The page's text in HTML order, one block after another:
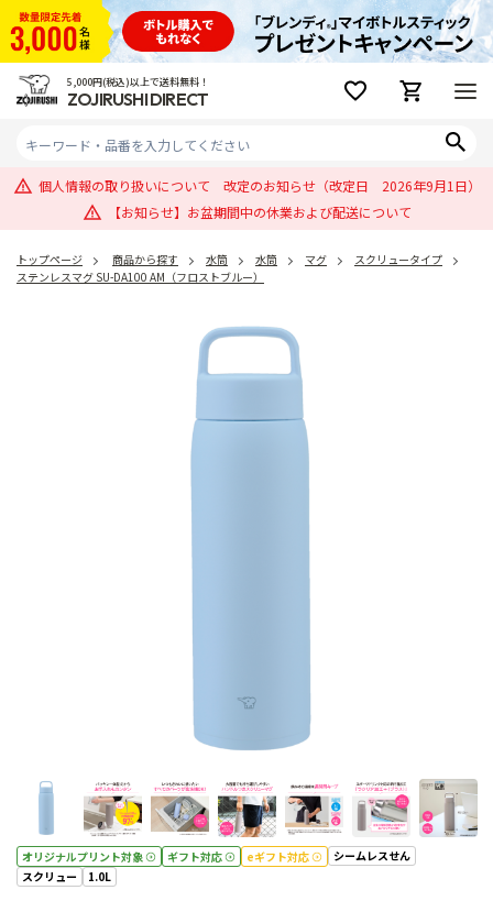
5,000円(税込)以上で送料無料！
ZOJIRUSHI DIRECT
個人情報の取り扱いについて 改定のお知らせ（改定日 2026年9月1日）
【お知らせ】お盆期間中の休業および配送について
トップページ 商品から探す 水筒 水筒 マグ
スクリュータイプ
ステンレスマグ SU-DA100 AM（フロストブルー）
オリジナルプリント対象 ギフト対応 eギフト対応
シームレスせん
スクリュー
1.0L